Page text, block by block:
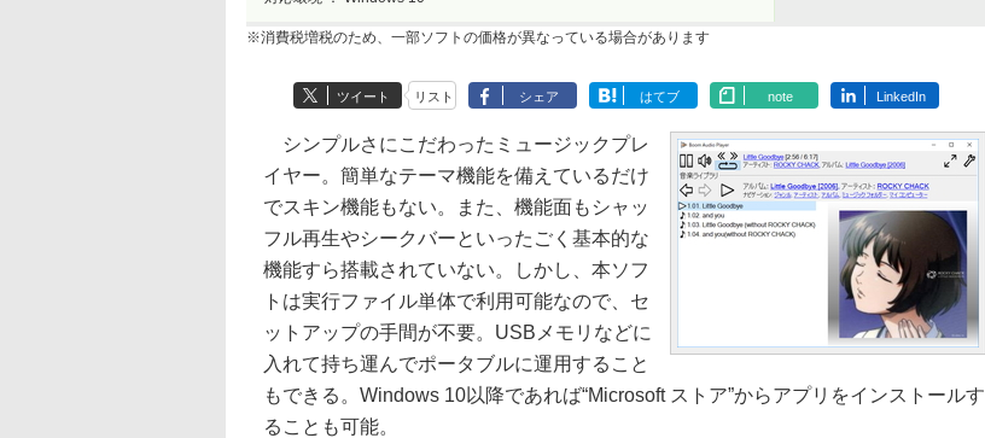
※消費税増税のため、一部ソフトの価格が異なっている場合があります
ツイート リスト シェア はてブ note LinkedIn
シンプルさにこだわったミュージックプレ
イヤー。簡単なテーマ機能を備えているだけ
でスキン機能もない。また、機能面もシャッ
フル再生やシークバーといったごく基本的な
機能すら搭載されていない。しかし、本ソフ
トは実行ファイル単体で利用可能なので、セ
ットアップの手間が不要。USBメモリなどに
入れて持ち運んでポータブルに運用すること
もできる。Windows 10以降であれば“Microsoft ストア”からアプリをインストールす
ることも可能。